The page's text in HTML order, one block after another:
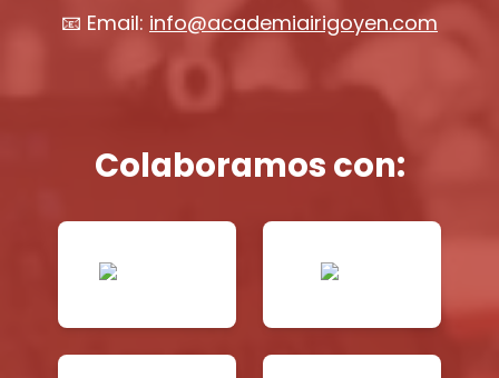
📧 Email: info@academiairigoyen.com
Colaboramos con: